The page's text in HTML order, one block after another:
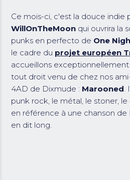
Ce mois-ci, c'est la douce indie
WillOnTheMoon qui ouvrira la
punks en perfecto de One
le cadre du projet européen
accueillons
tout droit venu de chez nos
4AD de Dixmude : Marooned.
punk rock, le métal, le stoner, le
en référence à une chanson de
en dit long.